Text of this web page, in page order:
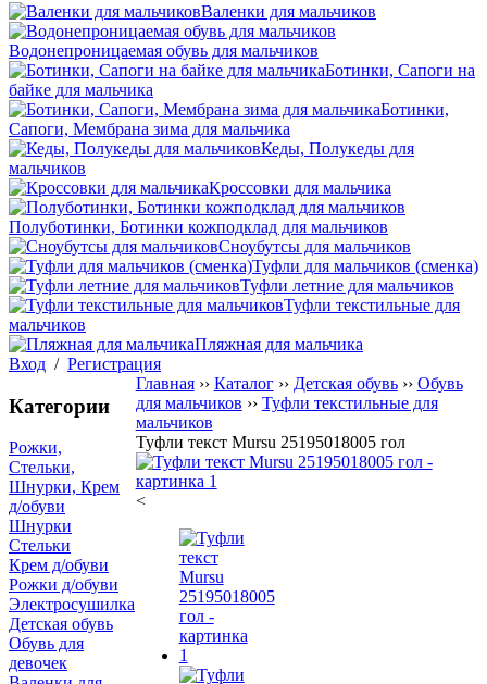
Валенки для мальчиков
Водонепроницаемая обувь для мальчиков
Ботинки, Сапоги на
байке для мальчика
Ботинки,
Сапоги, Мембрана зима для мальчика
Кеды, Полукеды для
мальчиков
Кроссовки для мальчика
Полуботинки, Ботинки кожподклад для мальчиков
Сноубутсы для мальчиков
Туфли для мальчиков (сменка)
Туфли летние для мальчиков
Туфли текстильные для
мальчиков
Пляжная для мальчика
Вход / Регистрация
Главная ›› Каталог ›› Детская обувь ›› Обувь
для мальчиков ›› Туфли текстильные для
мальчиков
Туфли текст Mursu 25195018005 гол
<
Категории
Рожки,
Стельки,
Шнурки, Крем
д/обуви
Шнурки
Стельки
Крем д/обуви
Рожки д/обуви
Электросушилка
Детская обувь
Обувь для
девочек